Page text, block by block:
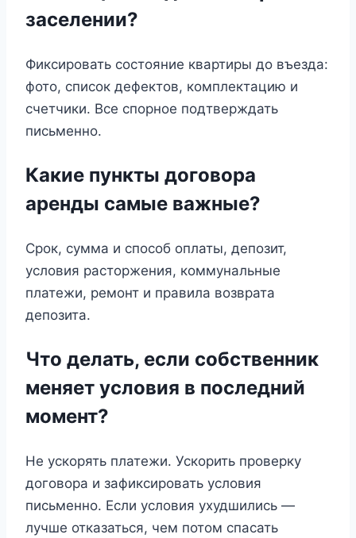
заселении?
Фиксировать состояние квартиры до въезда:
фото, список дефектов, комплектацию и
счетчики. Все спорное подтверждать
письменно.
Какие пункты договора
аренды самые важные?
Срок, сумма и способ оплаты, депозит,
условия расторжения, коммунальные
платежи, ремонт и правила возврата
депозита.
Что делать, если собственник
меняет условия в последний
момент?
Не ускорять платежи. Ускорить проверку
договора и зафиксировать условия
письменно. Если условия ухудшились —
лучше отказаться, чем потом спасать